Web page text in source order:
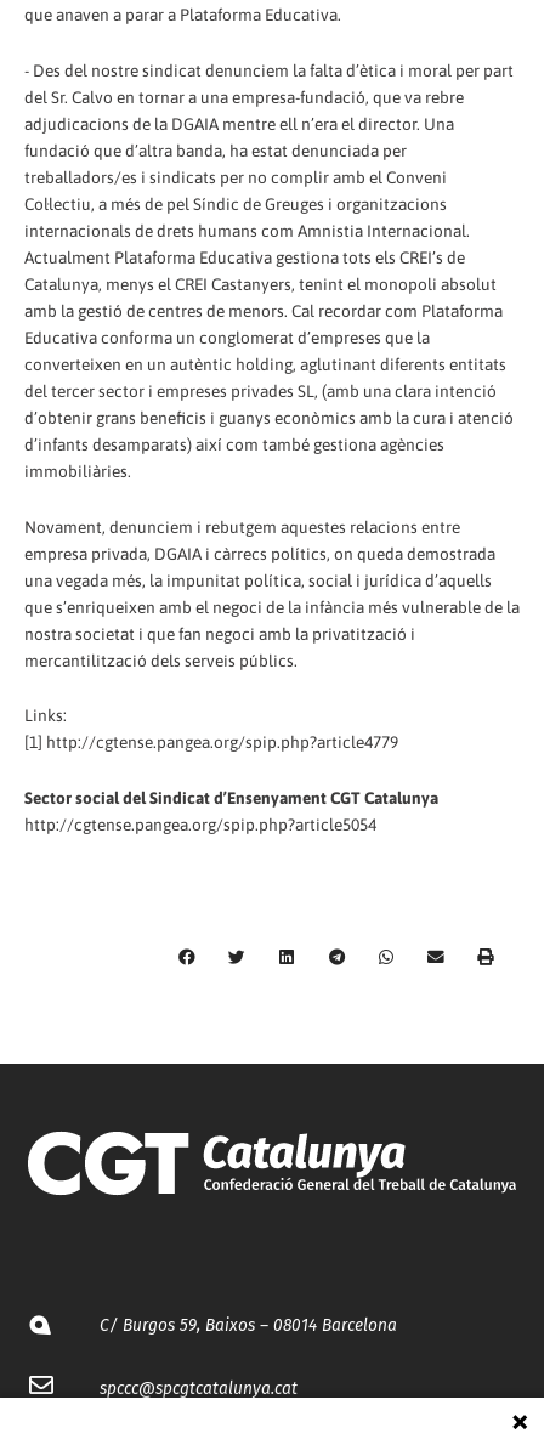
que anaven a parar a Plataforma Educativa.
- Des del nostre sindicat denunciem la falta d’ètica i moral per part
del Sr. Calvo en tornar a una empresa-fundació, que va rebre
adjudicacions de la DGAIA mentre ell n’era el director. Una
fundació que d’altra banda, ha estat denunciada per
treballadors/es i sindicats per no complir amb el Conveni
Col·lectiu, a més de pel Síndic de Greuges i organitzacions
internacionals de drets humans com Amnistia Internacional.
Actualment Plataforma Educativa gestiona tots els CREI’s de
Catalunya, menys el CREI Castanyers, tenint el monopoli absolut
amb la gestió de centres de menors. Cal recordar com Plataforma
Educativa conforma un conglomerat d’empreses que la
converteixen en un autèntic holding, aglutinant diferents entitats
del tercer sector i empreses privades SL, (amb una clara intenció
d’obtenir grans beneficis i guanys econòmics amb la cura i atenció
d’infants desamparats) així com també gestiona agències
immobiliàries.
Novament, denunciem i rebutgem aquestes relacions entre
empresa privada, DGAIA i càrrecs polítics, on queda demostrada
una vegada més, la impunitat política, social i jurídica d’aquells
que s’enriqueixen amb el negoci de la infància més vulnerable de la
nostra societat i que fan negoci amb la privatització i
mercantilització dels serveis públics.
Links:
[1] http://cgtense.pangea.org/spip.php?article4779
Sector social del Sindicat d’Ensenyament CGT Catalunya
http://cgtense.pangea.org/spip.php?article5054
C/ Burgos 59, Baixos – 08014 Barcelona
spccc@spcgtcatalunya.cat